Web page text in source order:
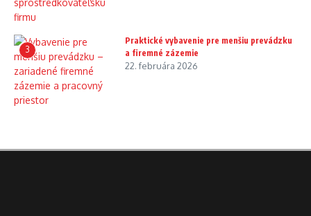
3
Praktické vybavenie pre menšiu prevádzku
a firemné zázemie
22. februára 2026